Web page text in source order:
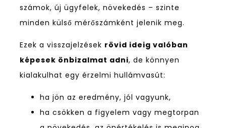
számok, új ügyfelek, növekedés – szinte
minden külső mérőszámként jelenik meg.
Ezek a visszajelzések rövid ideig valóban
képesek önbizalmat adni, de könnyen
kialakulhat egy érzelmi hullámvasút:
ha jön az eredmény, jól vagyunk,
ha csökken a figyelem vagy megtorpan